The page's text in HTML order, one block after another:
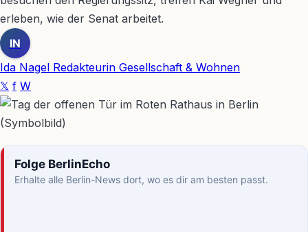
erleben, wie der Senat arbeitet.
IN
Ida Nagel Redakteurin Gesellschaft & Wohnen
𝕏 f W
Folge BerlinEcho
Erhalte alle Berlin-News dort, wo es dir am besten passt.